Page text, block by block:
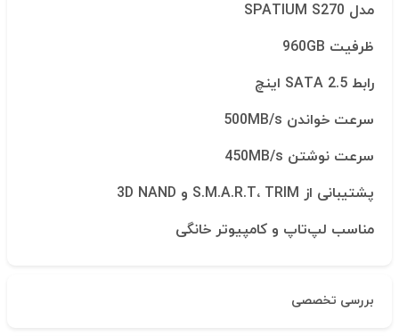
مدل SPATIUM S270
ظرفیت 960GB
رابط SATA 2.5 اینچ
سرعت خواندن 500MB/s
سرعت نوشتن 450MB/s
پشتیبانی از S.M.A.R.T، TRIM و 3D NAND
مناسب لپ‌تاپ و کامپیوتر خانگی
بررسی تخصصی